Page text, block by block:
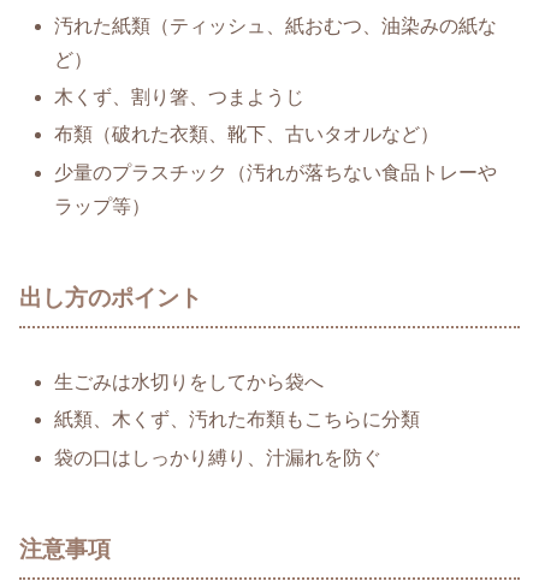
汚れた紙類（ティッシュ、紙おむつ、油染みの紙な
ど）
木くず、割り箸、つまようじ
布類（破れた衣類、靴下、古いタオルなど）
少量のプラスチック（汚れが落ちない食品トレーや
ラップ等）
出し方のポイント
生ごみは水切りをしてから袋へ
紙類、木くず、汚れた布類もこちらに分類
袋の口はしっかり縛り、汁漏れを防ぐ
注意事項